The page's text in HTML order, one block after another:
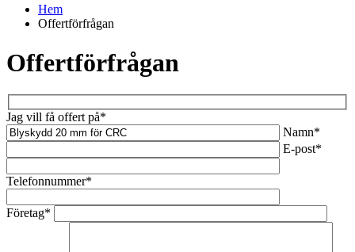
Hem
Offertförfrågan
Offertförfrågan
Jag vill få offert på*
Namn*
E-post*
Telefonnummer*
Företag*